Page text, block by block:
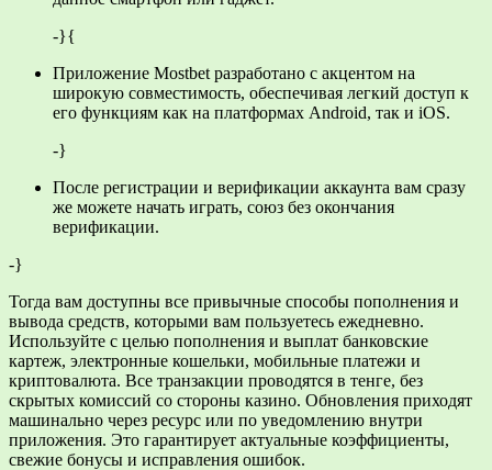
-}{
Приложение Mostbet разработано с акцентом на
широкую совместимость, обеспечивая легкий доступ к
его функциям как на платформах Android, так и iOS.
-}
После регистрации и верификации аккаунта вам сразу
же можете начать играть, союз без окончания
верификации.
-}
Тогда вам доступны все привычные способы пополнения и
вывода средств, которыми вам пользуетесь ежедневно.
Используйте с целью пополнения и выплат банковские
картеж, электронные кошельки, мобильные платежи и
криптовалюта. Все транзакции проводятся в тенге, без
скрытых комиссий со стороны казино. Обновления приходят
машинально через ресурс или по уведомлению внутри
приложения. Это гарантирует актуальные коэффициенты,
свежие бонусы и исправления ошибок.